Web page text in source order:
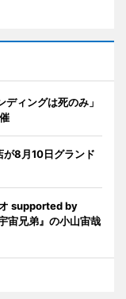
ィングは死のみ」
が8月10日グランド
supported by
宙兄弟』の小山宙哉